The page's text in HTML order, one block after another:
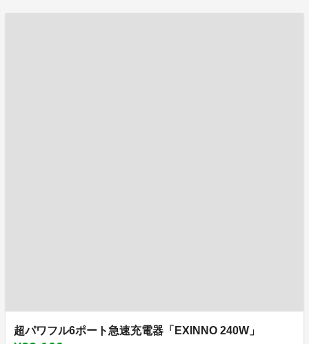
超パワフル6ポート急速充電器「EXINNO 240W」